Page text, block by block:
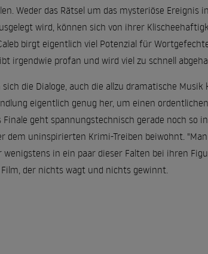
Weder das Rätsel um das mysteriöse Ereignis
wird, können sich von ihrer
birgt eigentlich viel Potenzial für
irgendwie profan und wird viel zu schnell
die Dialoge, auch die allzu dramatische Musik
eigentlich genug her, um einen
Finale geht spannungstechnisch gerade noch so
dem uninspirierten Krimi-Treiben beiwohnt.
wenigstens in ein paar dieser Falten bei ihren
der nichts wagt und nichts gewinnt.